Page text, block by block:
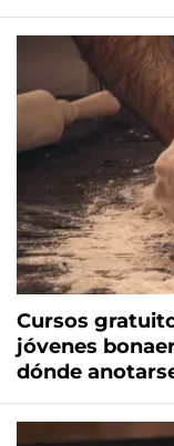
Cursos
jóvenes
dónde